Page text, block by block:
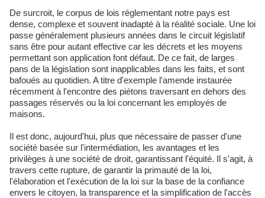
De surcroit, le corpus de lois réglementant notre pays est
dense, complexe et souvent inadapté à la réalité sociale. Une loi
passe généralement plusieurs années dans le circuit législatif
sans être pour autant effective car les décrets et les moyens
permettant son application font défaut. De ce fait, de larges
pans de la législation sont inapplicables dans les faits, et sont
bafoués au quotidien. A titre d'exemple l'amende instaurée
récemment à l'encontre des piétons traversant en dehors des
passages réservés ou la loi concernant les employés de
maisons.
Il est donc, aujourd'hui, plus que nécessaire de passer d'une
société basée sur l'intermédiation, les avantages et les
privilèges à une société de droit, garantissant l'équité. Il s'agit, à
travers cette rupture, de garantir la primauté de la loi,
l'élaboration et l'exécution de la loi sur la base de la confiance
envers le citoyen, la transparence et la simplification de l'accès